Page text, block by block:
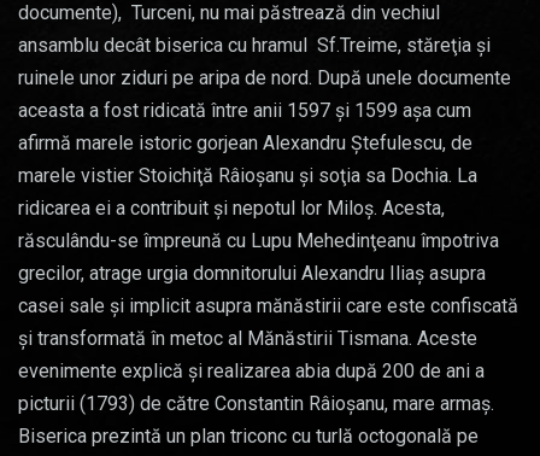
documente), Turceni, nu mai păstrează din vechiul
ansamblu decât biserica cu hramul Sf.Treime, stăreţia şi
ruinele unor ziduri pe aripa de nord. După unele documente
aceasta a fost ridicată între anii 1597 şi 1599 aşa cum
afirmă marele istoric gorjean Alexandru Ştefulescu, de
marele vistier Stoichiţă Râioşanu şi soţia sa Dochia. La
ridicarea ei a contribuit şi nepotul lor Miloş. Acesta,
răsculându-se împreună cu Lupu Mehedinţeanu împotriva
grecilor, atrage urgia domnitorului Alexandru Iliaş asupra
casei sale şi implicit asupra mănăstirii care este confiscată
şi transformată în metoc al Mănăstirii Tismana. Aceste
evenimente explică şi realizarea abia după 200 de ani a
picturii (1793) de către Constantin Râioşanu, mare armaş.
Biserica prezintă un plan triconc cu turlă octogonală pe